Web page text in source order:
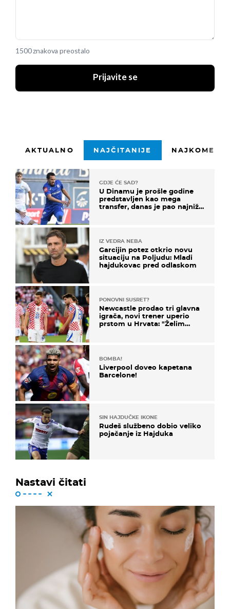
1500 znakova preostalo
Prijavite se
AKTUALNO NAJČITANIJE
GDJE ĆE SAD?
U Dinamu je prošle godine
predstavljen kao mega
transfer, danas je pao najniže
IZ VEDRA NEBA
Garcijin potez otkrio novu
situaciju na Poljudu: Mladi
hajdukovac pred odlaskom
PONOVNI SUSRET?
Newcastle prodao tri glavna
igrača, novi trener uperio
prstom u Hrvata: "Želim
BOMBA!
Liverpool doveo kapetana
Barcelone!
SIN HAJDUČKE IKONE
Rudeš službeno dobio veliko
pojačanje iz Hajduka
Nastavi čitati